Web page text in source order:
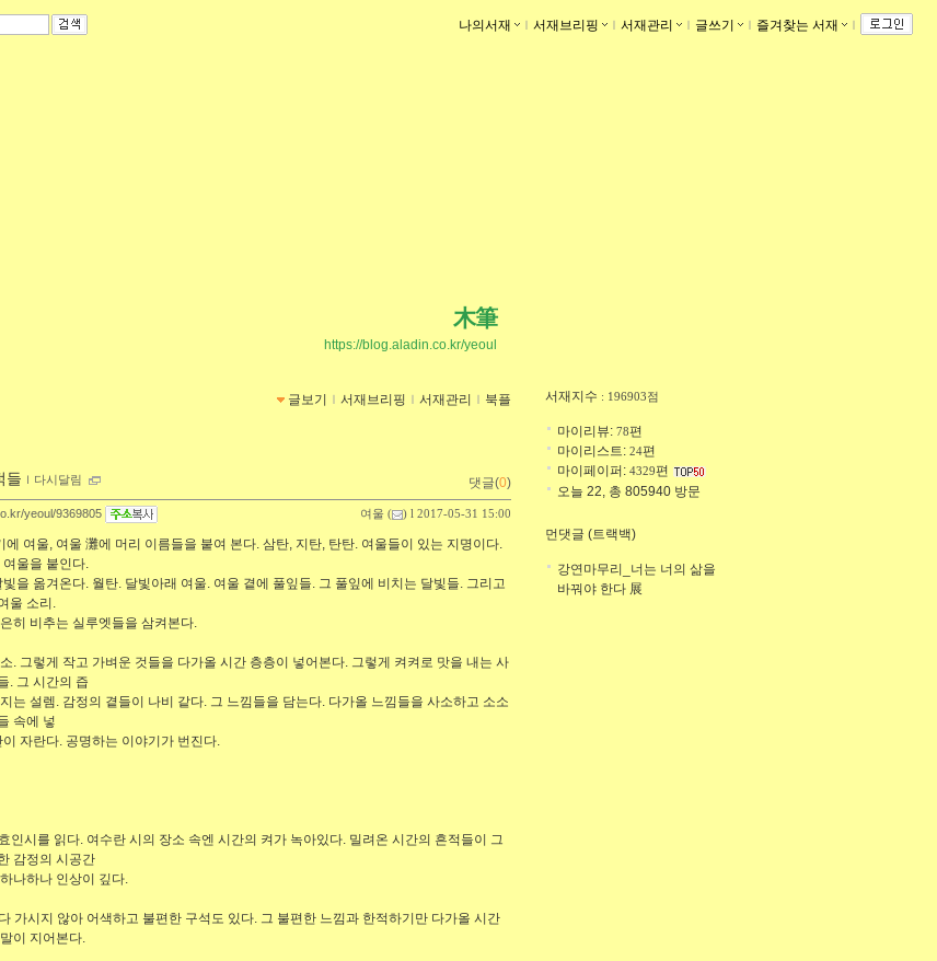
나의서재 ｌ 서재브리핑 ｌ 서재관리 ｌ 글쓰기 ｌ 즐겨찾는 서재 ｌ
木筆
https://blog.aladin.co.kr/yeoul
글보기 ｌ 서재브리핑 ｌ 서재관리 ｌ 북플
들 ｌ 다시달림 댓글(0)
여울 ( ) l 2017-05-31 15:00
yeoul/9369805
에 여울, 여울 灘에 머리 이름들을 붙여 본다. 삼탄, 지탄, 탄탄. 여울들이 있는 지명이다.
울을 붙인다.
을 옮겨온다. 월탄. 달빛아래 여울. 여울 곁에 풀잎들. 그 풀잎에 비치는 달빛들. 그리고
울 소리.
히 비추는 실루엣들을 삼켜본다.
. 그렇게 작고 가벼운 것들을 다가올 시간 층층이 넣어본다. 그렇게 켜켜로 맛을 내는 사
. 그 시간의 즙
는 설렘. 감정의 곁들이 나비 같다. 그 느낌들을 담는다. 다가올 느낌들을 사소하고 소소
속에 넣
자란다. 공명하는 이야기가 번진다.
인시를 읽다. 여수란 시의 장소 속엔 시간의 켜가 녹아있다. 밀려온 시간의 흔적들이 그
감정의 시공간
나하나 인상이 깊다.
가시지 않아 어색하고 불편한 구석도 있다. 그 불편한 느낌과 한적하기만 다가올 시간
이 지어본다.
서재지수 : 196903점
마이리뷰: 78편
마이리스트: 24편
마이페이퍼: 4329편
오늘 22, 총 805940 방문
먼댓글 (트랙백)
강연마무리_너는 너의 삶을
바꿔야 한다 展